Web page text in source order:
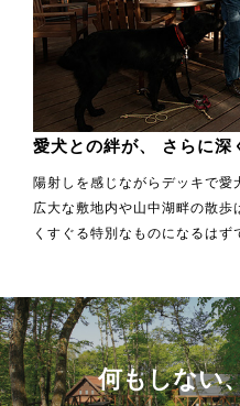
愛犬との絆が、 さらに深
陽射しを感じながらデッキで愛
広大な敷地内や山中湖畔の散歩
くすぐる特別なものになるはず
何もしない